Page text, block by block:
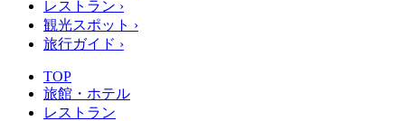
レストラン ›
観光スポット ›
旅行ガイド ›
TOP
旅館・ホテル
レストラン